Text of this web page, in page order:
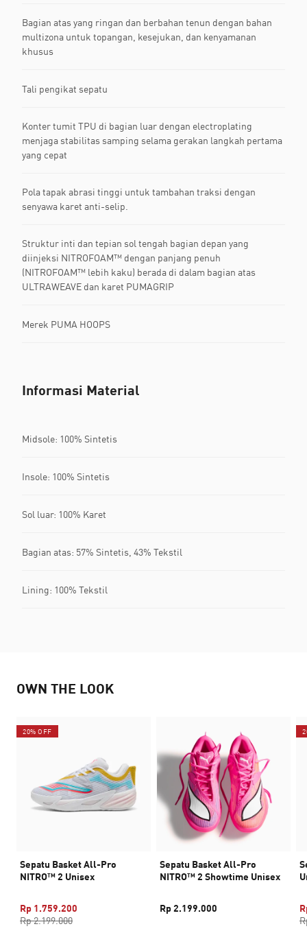
Bagian atas yang ringan dan berbahan tenun dengan bahan
multizona untuk topangan, kesejukan, dan kenyamanan
khusus
Tali pengikat sepatu
Konter tumit TPU di bagian luar dengan electroplating
menjaga stabilitas samping selama gerakan langkah pertama
yang cepat
Pola tapak abrasi tinggi untuk tambahan traksi dengan
senyawa karet anti-selip.
Struktur inti dan tepian sol tengah bagian depan yang
diinjeksi NITROFOAM™ dengan panjang penuh
(NITROFOAM™ lebih kaku) berada di dalam bagian atas
ULTRAWEAVE dan karet PUMAGRIP
Merek PUMA HOOPS
Informasi Material
Midsole: 100% Sintetis
Insole: 100% Sintetis
Sol luar: 100% Karet
Bagian atas: 57% Sintetis, 43% Tekstil
Lining: 100% Tekstil
OWN THE LOOK
20% OFF
Sepatu Basket All-Pro
NITRO™ 2 Unisex
Rp 1.759.200
Rp 2.199.000
Sepatu Basket All-Pro
NITRO™ 2 Showtime Unisex
Rp 2.199.000